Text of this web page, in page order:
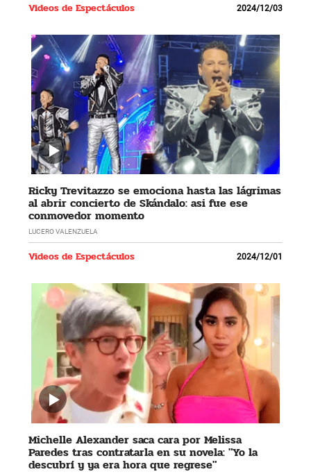
Videos de Espectáculos 2024/12/03
Ricky Trevitazzo se emociona hasta las lágrimas
al abrir concierto de Skándalo: asi fue ese
conmovedor momento
LUCERO VALENZUELA
Videos de Espectáculos 2024/12/01
Michelle Alexander saca cara por Melissa
Paredes tras contratarla en su novela: "Yo la
descubrí y ya era hora que regrese"